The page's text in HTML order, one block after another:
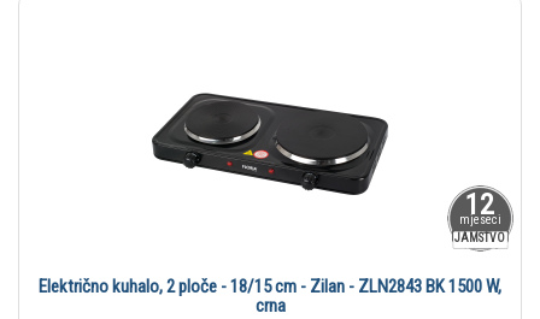
12
mjeseci
JAMSTVO
Električno kuhalo, 2 ploče - 18/15 cm - Zilan - ZLN2843 BK 1500 W,
crna